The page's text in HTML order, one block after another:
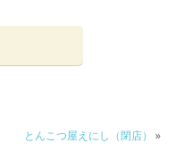
とんこつ屋えにし（閉店） »